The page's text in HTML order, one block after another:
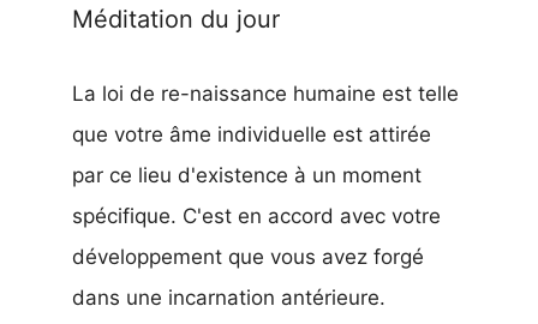
Méditation du jour
La loi de re-naissance humaine est telle
que votre âme individuelle est attirée
par ce lieu d'existence à un moment
spécifique. C'est en accord avec votre
développement que vous avez forgé
dans une incarnation antérieure.